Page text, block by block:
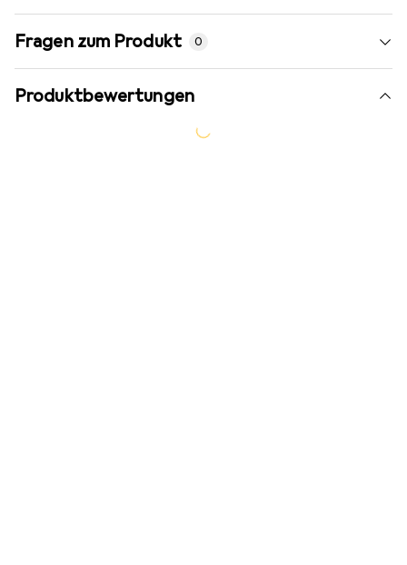
Fragen zum Produkt 0
Produktbewertungen